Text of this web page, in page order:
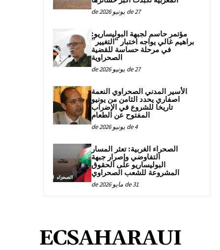
27 de يونيو de 2026
مؤتمر حاسم لجبهة البوليساريو:
براهيم غالي يواجه اختبار “التغيير”
في مرحلة حساسة للقضية
الصحراوية
27 de يونيو de 2026
الأسير المدني الصحراوي النعمة
اصفاري يحدد الثامن من يونيو
تاريخا للشروع في الإضراب
المفتوح عن الطعام
4 de يونيو de 2026
الصحراء الغربية: تعثر المسار
التفاوضي وإصرار جبهة
البوليساريو على الحقوق
المشروعة للشعب الصحراوي
31 de مايو de 2026
ECSAHARAUI